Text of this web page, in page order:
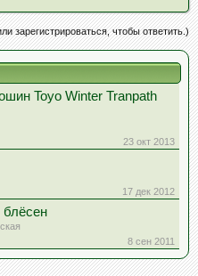
зарегистрироваться, чтобы ответить.)
Toyo Winter Tranpath
23 окт 2013
17 дек 2012
блёсен
8 сен 2011